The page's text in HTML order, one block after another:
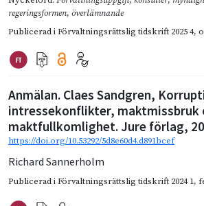
regeringsformen, överlämnande
Publicerad iFörvaltningsrättslig tidskrift 2025 4,
Anmälan. Claes Sandgren,
intressekonflikter, maktmissbruk
maktfullkomlighet. Jure förlag,
https://doi.org/10.53292/5d8e60d4.d891bcef
Richard Sannerholm
Publicerad iFörvaltningsrättslig tidskrift 2024 1,